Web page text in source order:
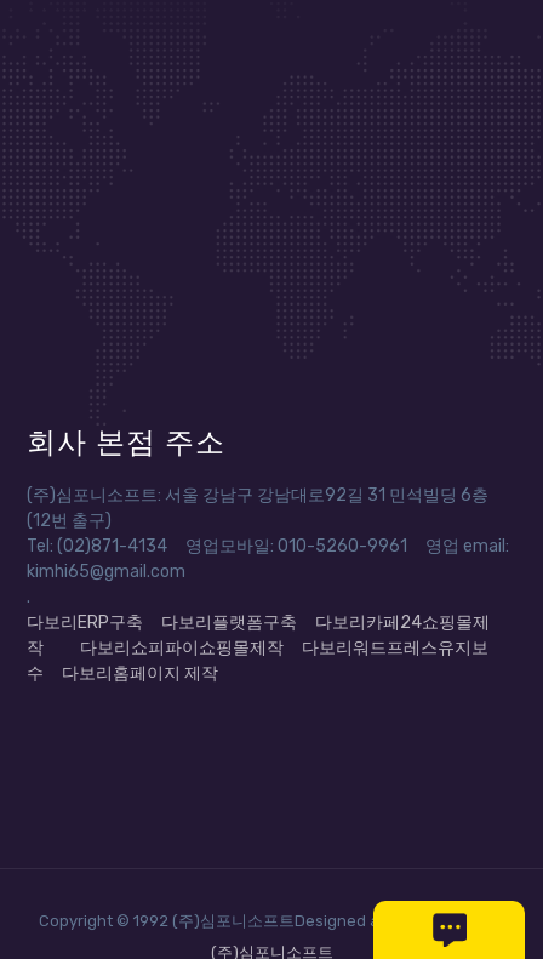
회사 본점 주소
(주)심포니소프트: 서울 강남구 강남대로92길 31 민석빌딩 6층
(12번 출구)
Tel: (02)871-4134 영업모바일: 010-5260-9961 영업 email:
kimhi65@gmail.com
.
다보리ERP구축
다보리플랫폼구축
다보리카페24쇼핑몰제
작
다보리쇼피파이쇼핑몰제작
다보리워드프레스유지보
수
다보리홈페이지 제작
Copyright © 1992 (주)심포니소프트Designed and Developed by
(주)심포니소프트